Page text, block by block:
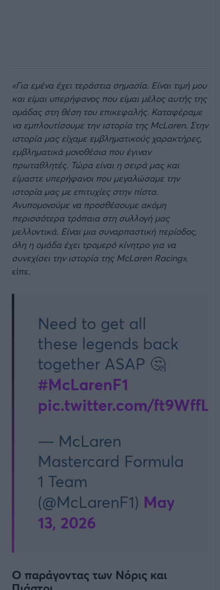
«Για εμένα έχει τεράστια σημασία. Είναι τιμή μου
και είμαι υπερήφανος που είμαι μέλος αυτής της
ομάδας στη θέση του επικεφαλής. Καταφέραμε
να εμπλουτίσουμε την ιστορία της McLaren. Στην
ιστορία μας είχαμε εμβληματικούς χαρακτήρες,
εμβληματικά μονοθέσια που έγιναν
πρωταθλητές. Τώρα είναι η σειρά μας και
είμαστε υπερήφανοι που μεγαλώσαμε την
ιστορία μας με επιτυχίες στην πίστα.
Ανυπομονούμε να προσθέσουμε ακόμη
περισσότερα τρόπαια στη συλλογή μας
μελλοντικά. Είναι μια συναρπαστική περίοδος,
όλη η ομάδα έχει τρομερό κίνητρο για να
συνεχίσει την ιστορία της McLaren Racing»,
είπε.
Need to get all
these legends back
together ASAP 🤔
#McLarenF1
pic.twitter.com/
— McLaren
Mastercard Formula
1 Team
(@McLarenF1) May
13, 2026
Ο παράγοντας των Νόρις και